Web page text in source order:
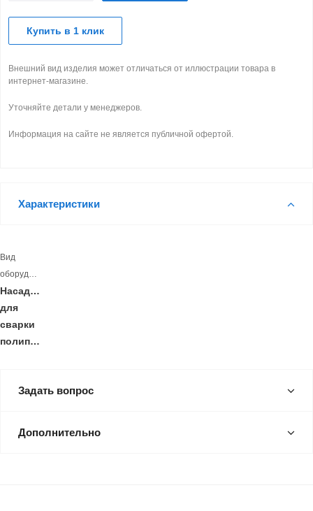
Купить в 1 клик
Внешний вид изделия может отличаться от иллюстрации товара в
интернет-магазине.
Уточняйте детали у менеджеров.
Информация на сайте не является публичной офертой.
Характеристики
Вид
оборудования
Насадка
для
сварки
полипропилена
Задать вопрос
Дополнительно